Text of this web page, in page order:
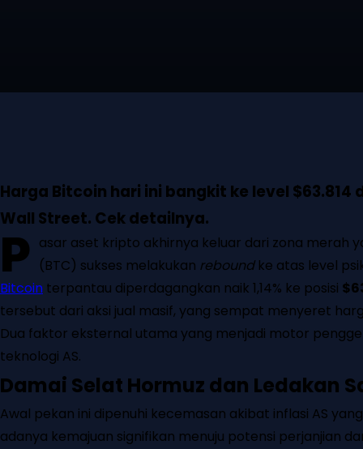
Harga Bitcoin hari ini bangkit ke level
Wall Street. Cek detailnya.
P asar aset kripto akhirnya keluar dari zona merah
(BTC) sukses melakukan reboundke atas level
Bitcoin terpantau diperdagangkan naik 1,14% ke posisi
tersebut dari aksi jual masif, yang sempat menyeret
Dua faktor eksternal utama yang menjadi motor
teknologi AS.
Damai Selat Hormuz dan Ledakan
Awal pekan ini dipenuhi kecemasan akibat inflasi AS
adanya kemajuan signifikan menuju potensi perjanjian